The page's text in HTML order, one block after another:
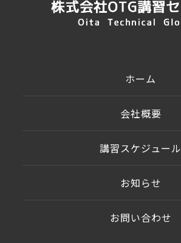
ホーム
会社概要
講習スケジュール
お知らせ
お問い合わせ